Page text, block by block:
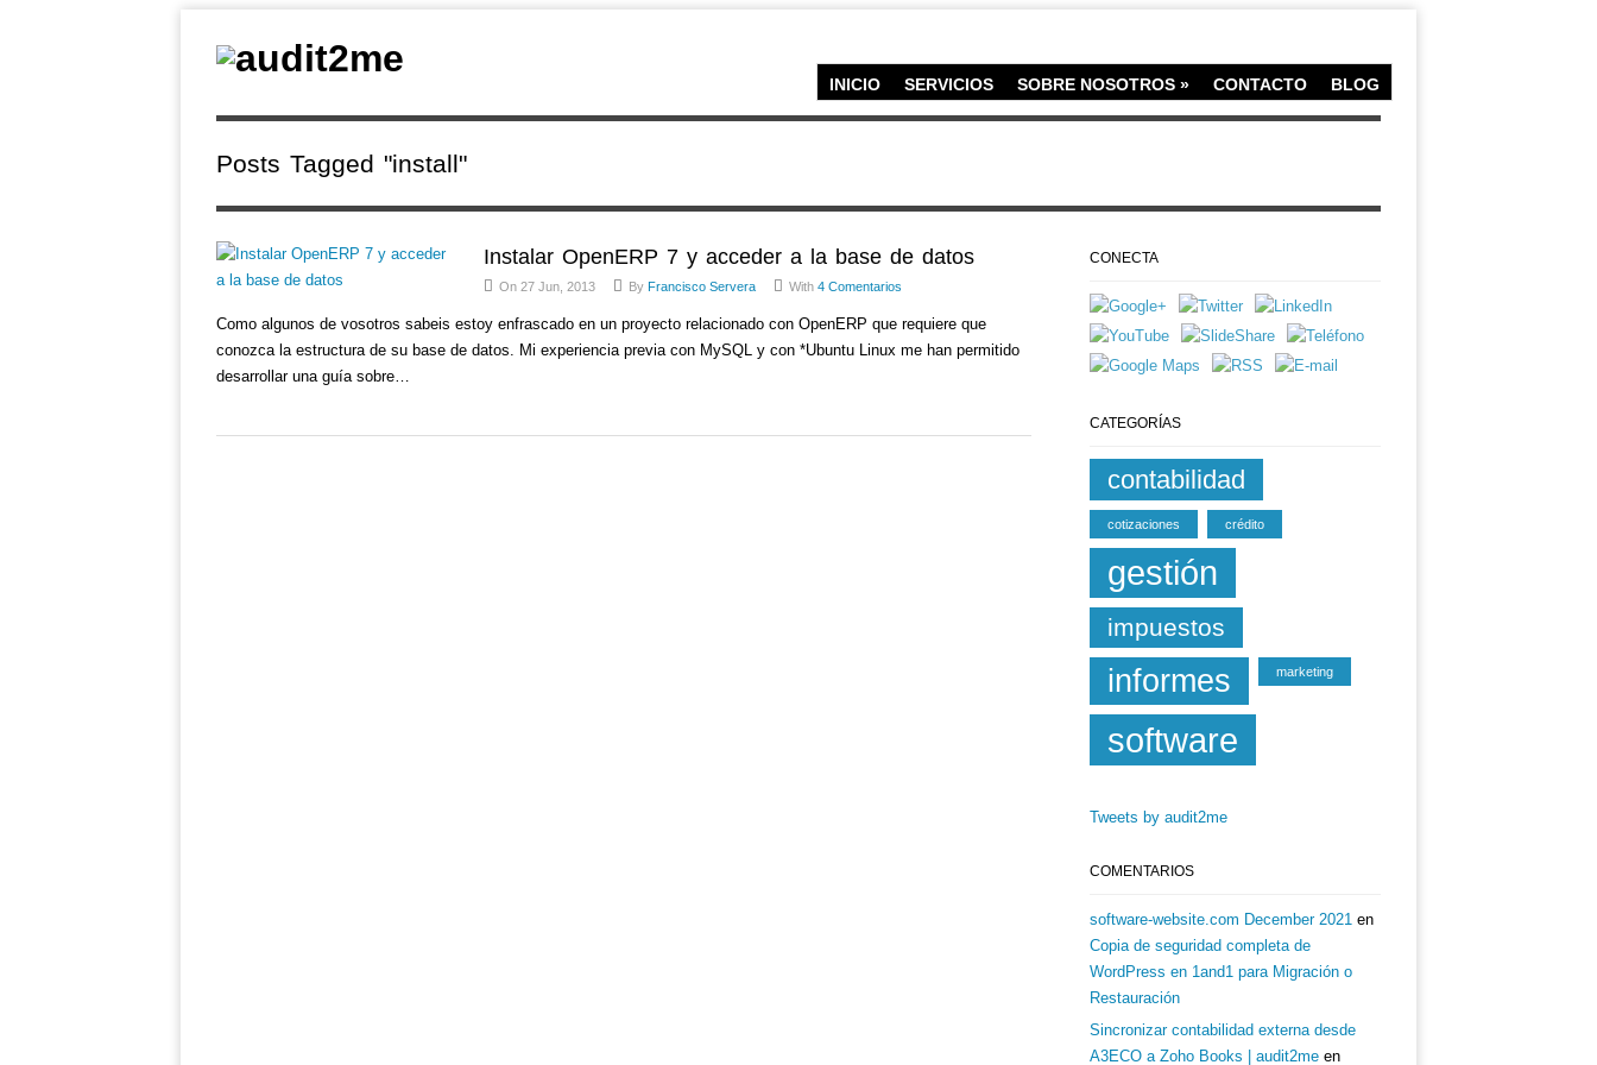
INICIO SERVICIOS SOBRE NOSOTROS » CONTACTO BLOG
Posts Tagged "install"
Instalar OpenERP 7 y acceder a la base de datos
On 27 Jun, 2013 By Francisco Servera With 4 Comentarios
Como algunos de vosotros sabeis estoy enfrascado en un proyecto relacionado con OpenERP que requiere que
conozca la estructura de su base de datos. Mi experiencia previa con MySQL y con *Ubuntu Linux me han permitido
desarrollar una guía sobre…
CONECTA
CATEGORÍAS
contabilidad
cotizaciones crédito
gestión
impuestos
informes marketing
software
Tweets by audit2me
COMENTARIOS
software-website.com December 2021 en
Copia de seguridad completa de
WordPress en 1and1 para Migración o
Restauración
Sincronizar contabilidad externa desde
A3ECO a Zoho Books | audit2me en